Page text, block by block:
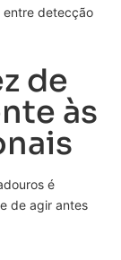
entre detecção
de
às
é
de agir antes